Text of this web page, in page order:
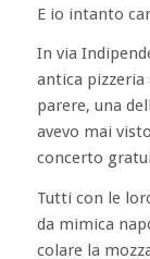
E io intanto
In via
antica
parere, una
avevo mai
concerto
Tutti con le
da mimica
colare la